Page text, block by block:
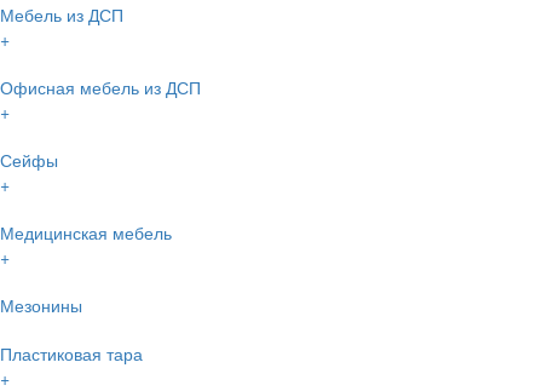
Мебель из ДСП
+
Офисная мебель из ДСП
+
Сейфы
+
Медицинская мебель
+
Мезонины
Пластиковая тара
+